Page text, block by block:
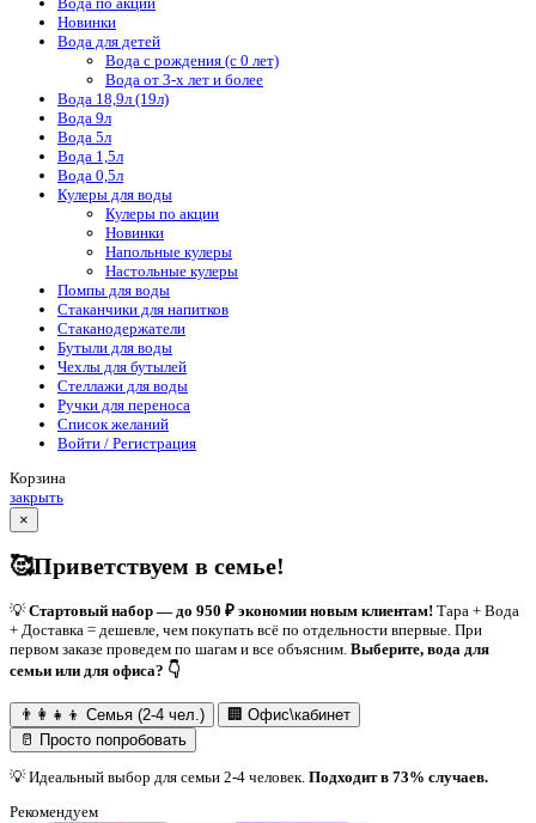
Новинки
Вода для детей
Вода с рождения (с 0 лет)
Вода от 3-х лет и более
Вода 18,9л (19л)
Вода 9л
Вода 5л
Вода 1,5л
Вода 0,5л
Кулеры для воды
Кулеры по акции
Новинки
Напольные кулеры
Настольные кулеры
Помпы для воды
Стаканчики для напитков
Стаканодержатели
Бутыли для воды
Чехлы для бутылей
Стеллажи для воды
Ручки для переноса
Список желаний
Войти / Регистрация
Корзина
закрыть
×
🥰Приветствуем в семье!
💡 Стартовый набор — до 950 ₽ экономии новым клиентам! Тара + Вода
+ Доставка = дешевле, чем покупать всё по отдельности впервые. При
первом заказе проведем по шагам и все объясним. Выберите, вода для
семьи или для офиса? 👇
👨‍👩‍👧‍👦 Семья (2-4 чел.)
🏢 Офис\кабинет
🥛 Просто попробовать
💡Идеальный выбор для семьи 2-4 человек. Подходит в 73% случаев.
Рекомендуем